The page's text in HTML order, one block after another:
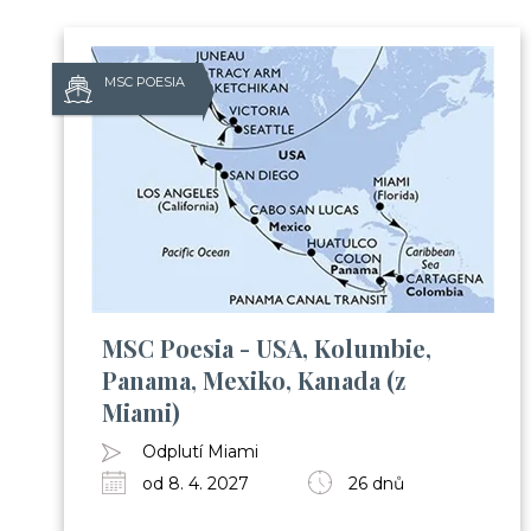
MSC POESIA
MSC Poesia - USA, Kolumbie,
Panama, Mexiko, Kanada (z
Miami)
Odplutí Miami
od 8. 4. 2027
26 dnů